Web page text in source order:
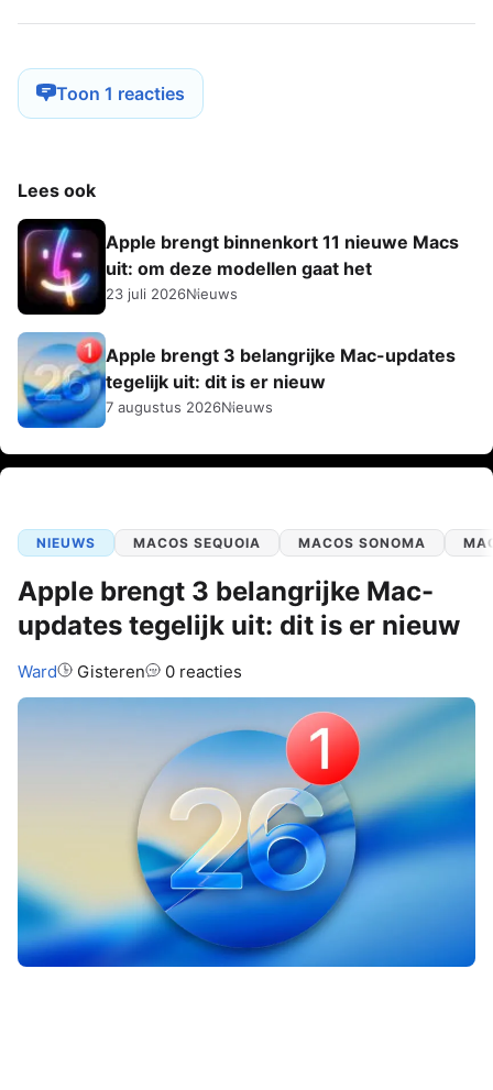
Toon 1 reacties
Lees ook
Apple brengt binnenkort 11 nieuwe Macs
uit: om deze modellen gaat het
23 juli 2026Nieuws
Apple brengt 3 belangrijke Mac-updates
tegelijk uit: dit is er nieuw
7 augustus 2026Nieuws
NIEUWS MACOS SEQUOIA MACOS SONOMA
Apple brengt 3 belangrijke Mac-
updates tegelijk uit: dit is er nieuw
Auteur:
Ward Gisteren 0 reacties